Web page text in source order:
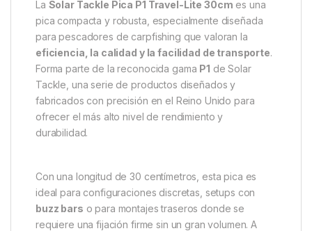
La Solar Tackle Pica P1 Travel-Lite 30cm es una
pica compacta y robusta, especialmente diseñada
para pescadores de carpfishing que valoran la
eficiencia, la calidad y la facilidad de transporte.
Forma parte de la reconocida gama P1 de Solar
Tackle, una serie de productos diseñados y
fabricados con precisión en el Reino Unido para
ofrecer el más alto nivel de rendimiento y
durabilidad.
Con una longitud de 30 centímetros, esta pica es
ideal para configuraciones discretas, setups con
buzz bars o para montajes traseros donde se
requiere una fijación firme sin un gran volumen. A